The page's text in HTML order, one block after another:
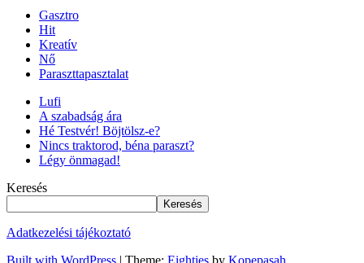
Gasztro
Hit
Kreatív
Nő
Paraszttapasztalat
Lufi
A szabadság ára
Hé Testvér! Böjtölsz-e?
Nincs traktorod, béna paraszt?
Légy önmagad!
Keresés
Keresés
Adatkezelési tájékoztató
Built with WordPress | Theme: Eighties by Kopepasah